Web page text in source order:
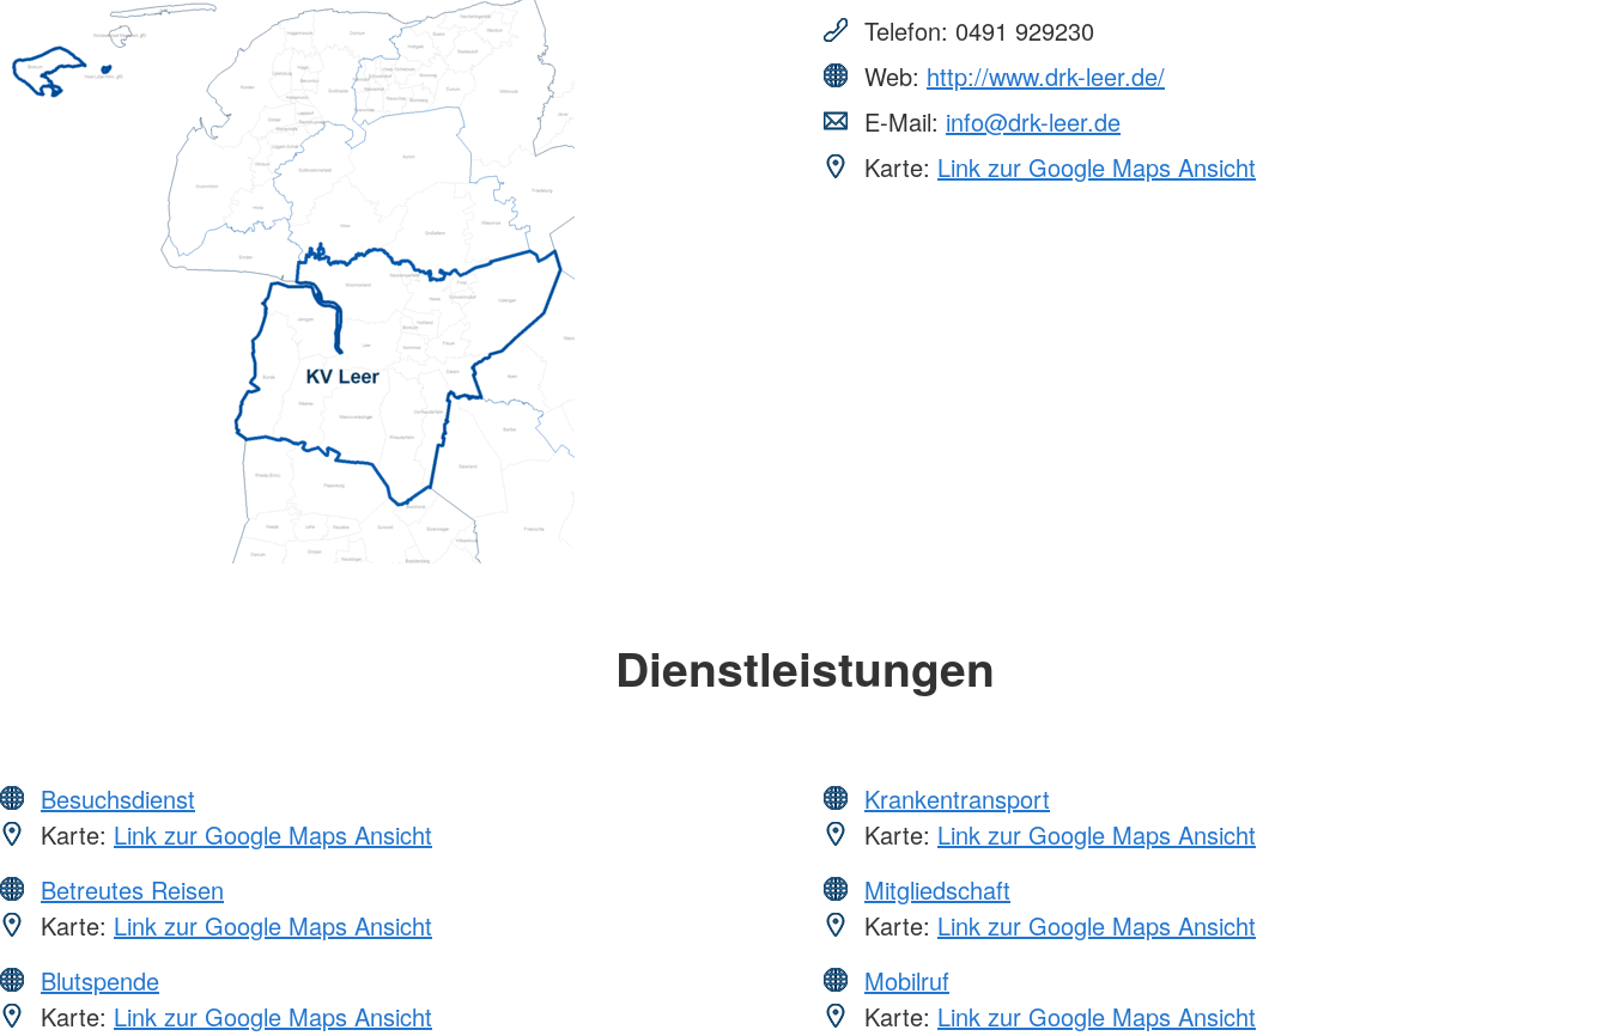
Pflegeberatung
Hilfs-Mittel-Verleih
Servicewohnen-Sonnenpark
Telefon: 0491 929230
Web: http://www.drk-leer.de/
E-Mail: info@drk-leer.de
Karte: Link zur Google Maps Ansicht
Dienstleistungen
Besuchsdienst
Karte: Link zur Google Maps Ansicht
Betreutes Reisen
Karte: Link zur Google Maps Ansicht
Blutspende
Karte: Link zur Google Maps Ansicht
Krankentransport
Karte: Link zur Google Maps Ansicht
Mitgliedschaft
Karte: Link zur Google Maps Ansicht
Mobilruf
Karte: Link zur Google Maps Ansicht